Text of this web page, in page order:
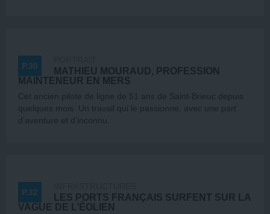
P.30
MATHIEU MOURAUD, PROFESSION
MAINTENEUR EN MERS
Cet ancien pilote de ligne de 51 ans de Saint-Brieuc depuis
quelques mois. Un travail qui le passionne, avec une part
d’aventure et d’inconnu.
P.32
LES PORTS FRANÇAIS SURFENT SUR LA
VAGUE DE L’ÉOLIEN